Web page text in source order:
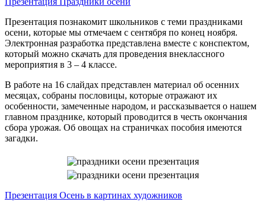
Презентация познакомит школьников с теми праздниками
осени, которые мы отмечаем с сентября по конец ноября.
Электронная разработка представлена вместе с конспектом,
который можно скачать для проведения внеклассного
мероприятия в 3 – 4 классе.
В работе на 16 слайдах представлен материал об осенних
месяцах, собраны пословицы, которые отражают их
особенности, замеченные народом, и рассказывается о нашем
главном празднике, который проводится в честь окончания
сбора урожая. Об овощах на страничках пособия имеются
загадки.
Презентация Осень в картинах художников